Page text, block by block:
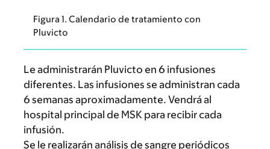
Figura 1. Calendario de tratamiento con
Pluvicto
Le administrarán Pluvicto en 6 infusiones
diferentes. Las infusiones se administran cada
6 semanas aproximadamente. Vendrá al
hospital principal de MSK para recibir cada
infusión.
Se le realizarán análisis de sangre periódicos